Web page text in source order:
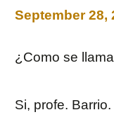
September 28,
¿Como se
Si, profe. Barrio.